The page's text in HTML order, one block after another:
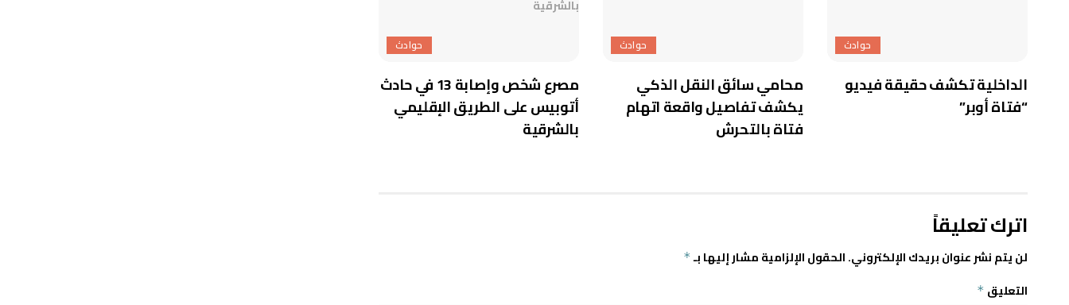
حوادث
الداخلية تكشف حقيقة فيديو
“فتاة أوبر”
حوادث
محامي سائق النقل الذكي
يكشف تفاصيل واقعة اتهام
فتاة بالتحرش
حوادث
مصرع شخص وإصابة 13 في حادث
أتوبيس على الطريق الإقليمي
بالشرقية
اترك تعليقاً
لن يتم نشر عنوان بريدك الإلكتروني.الحقول الإلزامية مشار إليها بـ *
التعليق *